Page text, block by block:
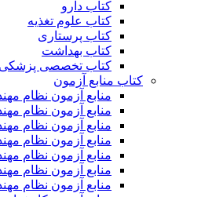
کتاب دارو
کتاب علوم تغذیه
کتاب پرستاری
کتاب بهداشت
کتاب تخصصی پزشکی
کتاب منابع آزمون
منابع آزمون نظام
منابع آزمون نظام
منابع آزمون نظام
منابع آزمون نظام
منابع آزمون نظام
منابع آزمون نظام
منابع آزمون نظام